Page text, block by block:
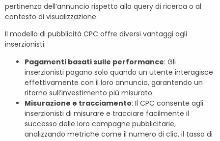
pertinenza dell’annuncio rispetto alla query di ricerca o al
contesto di visualizzazione.
Il modello di pubblicità CPC offre diversi vantaggi agli
inserzionisti:
Pagamenti basati sulle performance: Gli
inserzionisti pagano solo quando un utente interagisce
effettivamente con il loro annuncio, garantendo un
ritorno sull’investimento più misurato.
Misurazione e tracciamento: Il CPC consente agli
inserzionisti di misurare e tracciare facilmente il
successo delle loro campagne pubblicitarie,
analizzando metriche come il numero di clic, il tasso di